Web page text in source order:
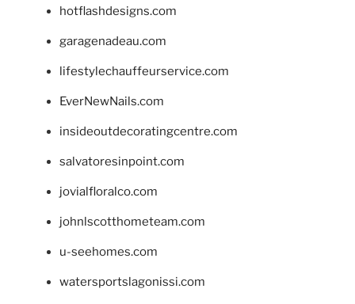
hotflashdesigns.com
garagenadeau.com
lifestylechauffeurservice.com
EverNewNails.com
insideoutdecoratingcentre.com
salvatoresinpoint.com
jovialfloralco.com
johnlscotthometeam.com
u-seehomes.com
watersportslagonissi.com